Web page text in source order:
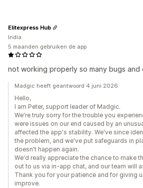
not working properly so many bugs and
Elitexpress Hub
India
5 maanden gebruiken de app
Madgic heeft geantwoord 4 juni 2026
Hello,
I am Peter, support leader of Madgic.
We're truly sorry for the trouble you
were issues on our end caused by an
affected the app's stability. We've since
the problem, and we've put safeguards in
doesn't happen again.
We'd really appreciate the chance to make
out to us via in-app chat, and our team will
Thank you for your patience and for giving
improve.